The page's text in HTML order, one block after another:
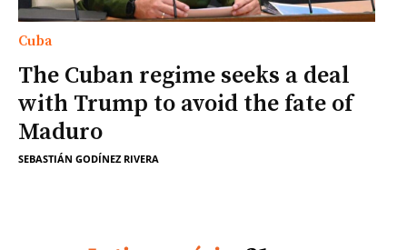
Cuba
The Cuban regime seeks a deal
with Trump to avoid the fate of
Maduro
SEBASTIÁN GODÍNEZ RIVERA